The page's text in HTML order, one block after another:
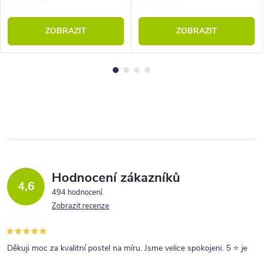
ZOBRAZIT ZOBRAZIT
4,6 Hodnocení zákazníků
494 hodnocení
Zobrazit recenze
Děkuji moc za kvalitní postel na míru. Jsme velice spokojeni. 5 ⭐ je